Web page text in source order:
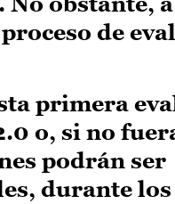
de
primera
o, si no
podrán ser
durante